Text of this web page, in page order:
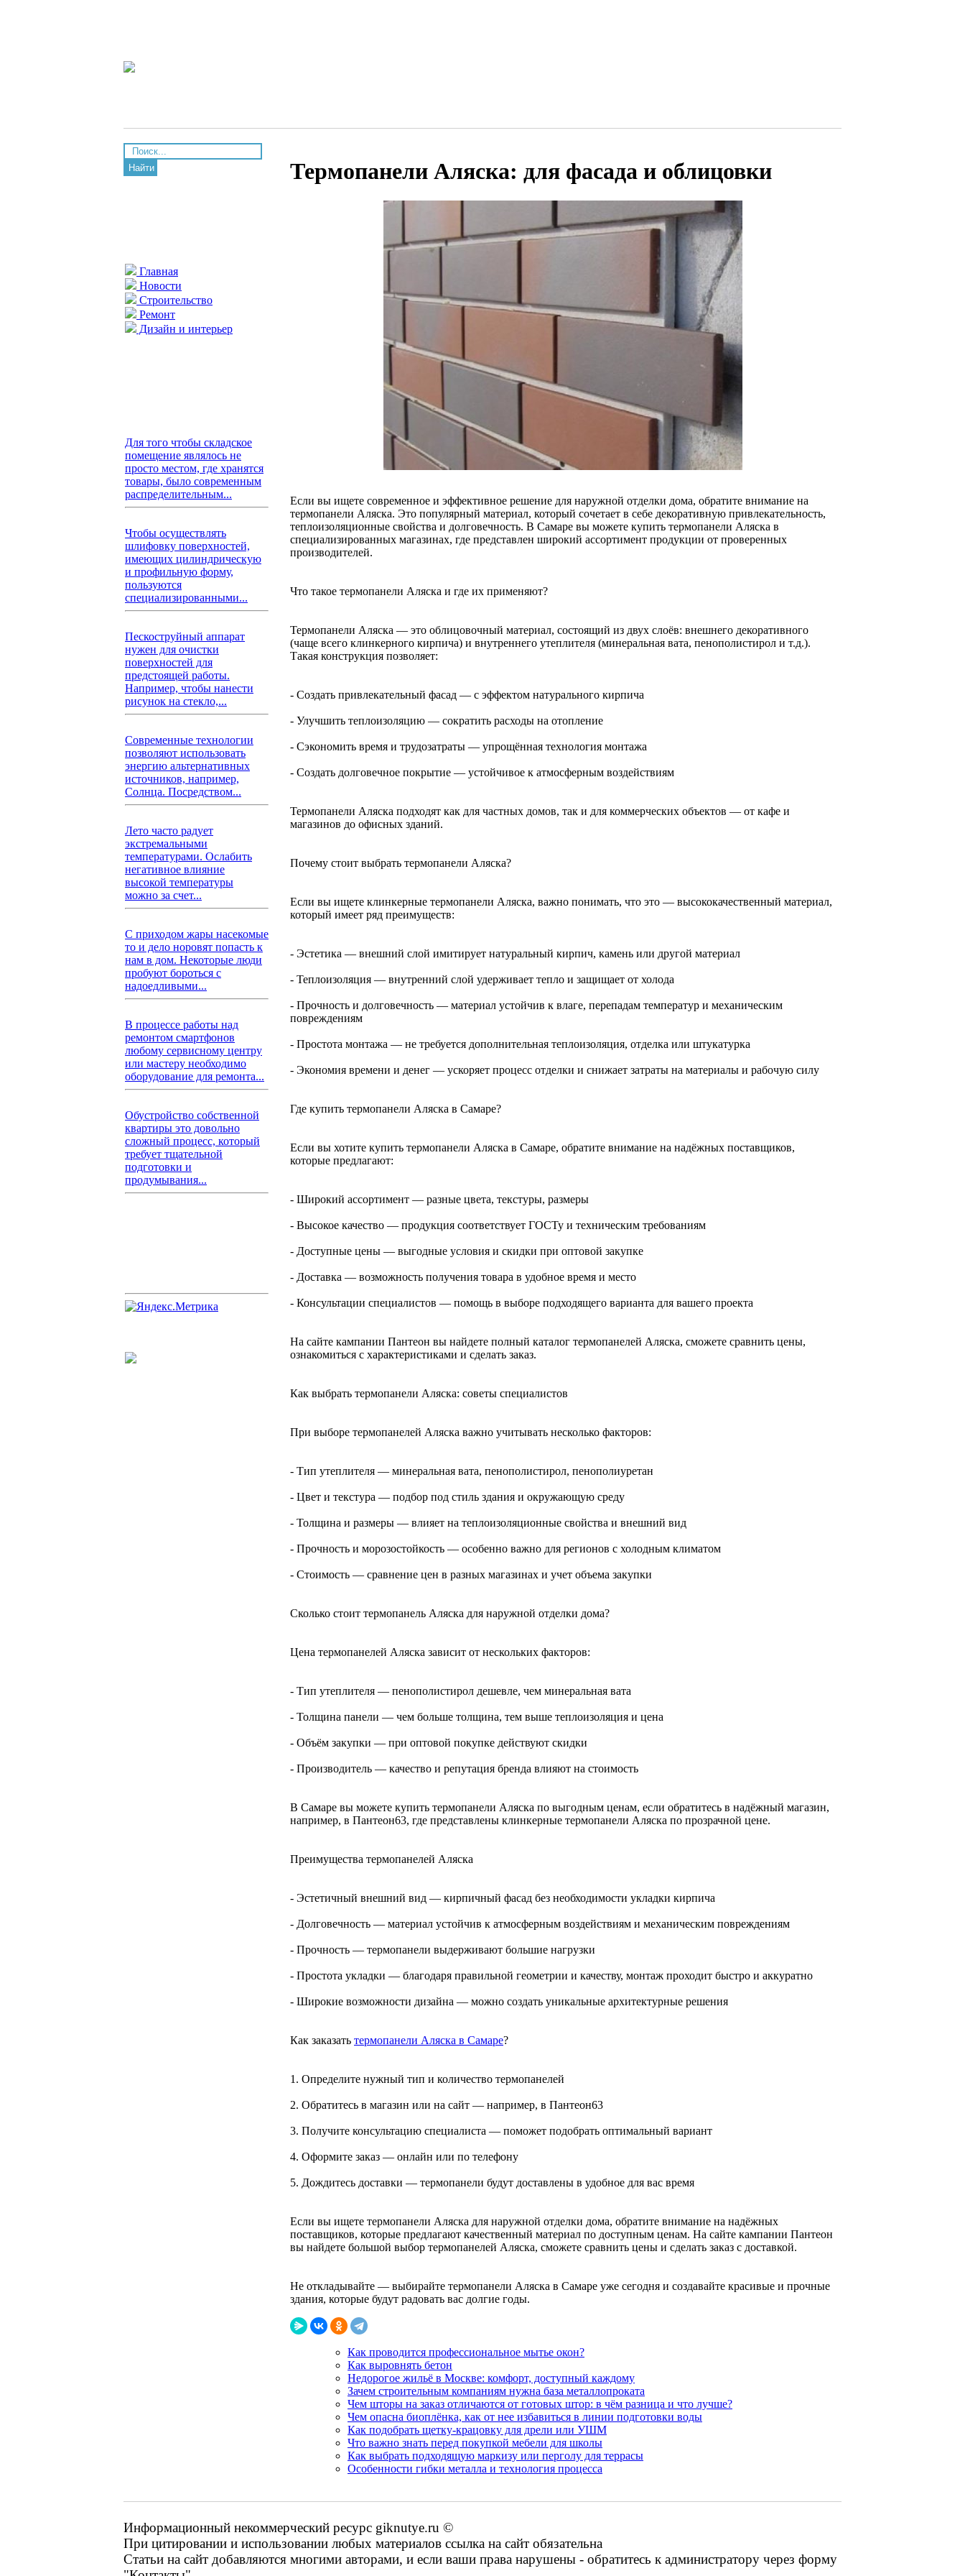
Найти
Главная
Новости
Строительство
Ремонт
Дизайн и интерьер
Для того чтобы складское
помещение являлось не
просто местом, где хранятся
товары, было современным
распределительным...
Чтобы осуществлять
шлифовку поверхностей,
имеющих цилиндрическую
и профильную форму,
пользуются
специализированными...
Пескоструйный аппарат
нужен для очистки
поверхностей для
предстоящей работы.
Например, чтобы нанести
рисунок на стекло,...
Современные технологии
позволяют использовать
энергию альтернативных
источников, например,
Солнца. Посредством...
Лето часто радует
экстремальными
температурами. Ослабить
негативное влияние
высокой температуры
можно за счет...
С приходом жары насекомые
то и дело норовят попасть к
нам в дом. Некоторые люди
пробуют бороться с
надоедливыми...
В процессе работы над
ремонтом смартфонов
любому сервисному центру
или мастеру необходимо
оборудование для ремонта...
Обустройство собственной
квартиры это довольно
сложный процесс, который
требует тщательной
подготовки и
продумывания...
Термопанели Аляска: для фасада и облицовки
Если вы ищете современное и эффективное решение для наружной отделки дома, обратите внимание на
термопанели Аляска. Это популярный материал, который сочетает в себе декоративную привлекательность,
теплоизоляционные свойства и долговечность. В Самаре вы можете купить термопанели Аляска в
специализированных магазинах, где представлен широкий ассортимент продукции от проверенных
производителей.
Что такое термопанели Аляска и где их применяют?
Термопанели Аляска — это облицовочный материал, состоящий из двух слоёв: внешнего декоративного
(чаще всего клинкерного кирпича) и внутреннего утеплителя (минеральная вата, пенополистирол и т.д.).
Такая конструкция позволяет:
- Создать привлекательный фасад — с эффектом натурального кирпича
- Улучшить теплоизоляцию — сократить расходы на отопление
- Сэкономить время и трудозатраты — упрощённая технология монтажа
- Создать долговечное покрытие — устойчивое к атмосферным воздействиям
Термопанели Аляска подходят как для частных домов, так и для коммерческих объектов — от кафе и
магазинов до офисных зданий.
Почему стоит выбрать термопанели Аляска?
Если вы ищете клинкерные термопанели Аляска, важно понимать, что это — высококачественный материал,
который имеет ряд преимуществ:
- Эстетика — внешний слой имитирует натуральный кирпич, камень или другой материал
- Теплоизоляция — внутренний слой удерживает тепло и защищает от холода
- Прочность и долговечность — материал устойчив к влаге, перепадам температур и механическим
повреждениям
- Простота монтажа — не требуется дополнительная теплоизоляция, отделка или штукатурка
- Экономия времени и денег — ускоряет процесс отделки и снижает затраты на материалы и рабочую силу
Где купить термопанели Аляска в Самаре?
Если вы хотите купить термопанели Аляска в Самаре, обратите внимание на надёжных поставщиков,
которые предлагают:
- Широкий ассортимент — разные цвета, текстуры, размеры
- Высокое качество — продукция соответствует ГОСТу и техническим требованиям
- Доступные цены — выгодные условия и скидки при оптовой закупке
- Доставка — возможность получения товара в удобное время и место
- Консультации специалистов — помощь в выборе подходящего варианта для вашего проекта
На сайте кампании Пантеон вы найдете полный каталог термопанелей Аляска, сможете сравнить цены,
ознакомиться с характеристиками и сделать заказ.
Как выбрать термопанели Аляска: советы специалистов
При выборе термопанелей Аляска важно учитывать несколько факторов:
- Тип утеплителя — минеральная вата, пенополистирол, пенополиуретан
- Цвет и текстура — подбор под стиль здания и окружающую среду
- Толщина и размеры — влияет на теплоизоляционные свойства и внешний вид
- Прочность и морозостойкость — особенно важно для регионов с холодным климатом
- Стоимость — сравнение цен в разных магазинах и учет объема закупки
Сколько стоит термопанель Аляска для наружной отделки дома?
Цена термопанелей Аляска зависит от нескольких факторов:
- Тип утеплителя — пенополистирол дешевле, чем минеральная вата
- Толщина панели — чем больше толщина, тем выше теплоизоляция и цена
- Объём закупки — при оптовой покупке действуют скидки
- Производитель — качество и репутация бренда влияют на стоимость
В Самаре вы можете купить термопанели Аляска по выгодным ценам, если обратитесь в надёжный магазин,
например, в Пантеон63, где представлены клинкерные термопанели Аляска по прозрачной цене.
Преимущества термопанелей Аляска
- Эстетичный внешний вид — кирпичный фасад без необходимости укладки кирпича
- Долговечность — материал устойчив к атмосферным воздействиям и механическим повреждениям
- Прочность — термопанели выдерживают большие нагрузки
- Простота укладки — благодаря правильной геометрии и качеству, монтаж проходит быстро и аккуратно
- Широкие возможности дизайна — можно создать уникальные архитектурные решения
Как заказать термопанели Аляска в Самаре?
1. Определите нужный тип и количество термопанелей
2. Обратитесь в магазин или на сайт — например, в Пантеон63
3. Получите консультацию специалиста — поможет подобрать оптимальный вариант
4. Оформите заказ — онлайн или по телефону
5. Дождитесь доставки — термопанели будут доставлены в удобное для вас время
Если вы ищете термопанели Аляска для наружной отделки дома, обратите внимание на надёжных
поставщиков, которые предлагают качественный материал по доступным ценам. На сайте кампании Пантеон
вы найдете большой выбор термопанелей Аляска, сможете сравнить цены и сделать заказ с доставкой.
Не откладывайте — выбирайте термопанели Аляска в Самаре уже сегодня и создавайте красивые и прочные
здания, которые будут радовать вас долгие годы.
Как проводится профессиональное мытье окон?
Как выровнять бетон
Недорогое жильё в Москве: комфорт, доступный каждому
Зачем строительным компаниям нужна база металлопроката
Чем шторы на заказ отличаются от готовых штор: в чём разница и что лучше?
Чем опасна биоплёнка, как от нее избавиться в линии подготовки воды
Как подобрать щетку-крацовку для дрели или УШМ
Что важно знать перед покупкой мебели для школы
Как выбрать подходящую маркизу или перголу для террасы
Особенности гибки металла и технология процесса
Информационный некоммерческий ресурс giknutye.ru ©
При цитировании и использовании любых материалов ссылка на сайт обязательна
Статьи на сайт добавляются многими авторами, и если ваши права нарушены - обратитесь к администратору через форму